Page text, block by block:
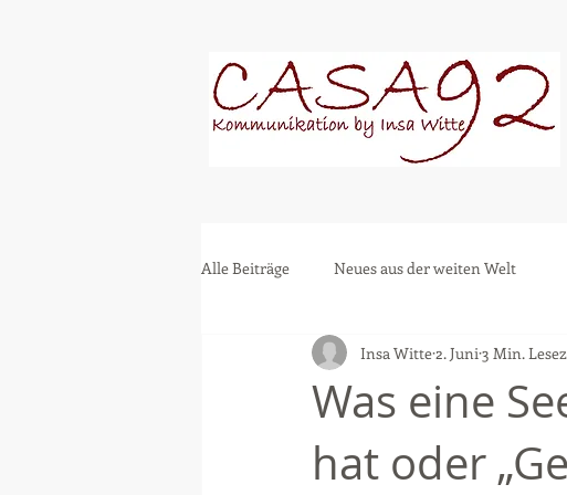
Alle Beiträge Neues aus der weiten Welt
Was eine
hat oder
Insa Witte 2. Juni 3 Min.